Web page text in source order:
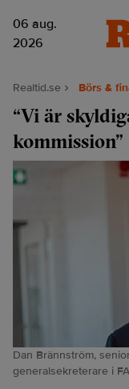
06 aug.
2026
Realtid.se Börs &
“Vi är
kommission”
Dan Brännström,
generalsekreterare i